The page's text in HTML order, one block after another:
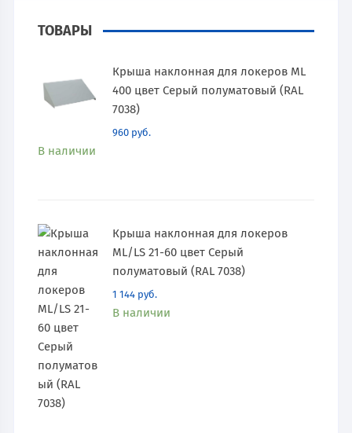
ТОВАРЫ
Крыша наклонная для локеров ML
400 цвет Серый полуматовый (RAL
7038)
960 руб.
В наличии
Крыша наклонная для локеров
ML/LS 21-60 цвет Серый
полуматовый (RAL 7038)
1 144 руб.
В наличии